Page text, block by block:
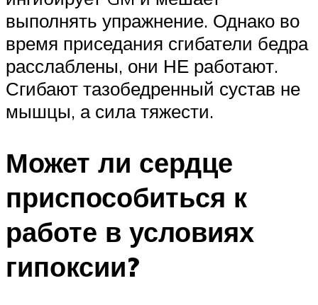
выполнять упражнение. Однако во
время приседания сгибатели бедра
расслаблены, они НЕ работают.
Сгибают тазобедренный сустав не
мышцы, а сила тяжести.
Может ли сердце
приспособиться к
работе в условиях
гипоксии?